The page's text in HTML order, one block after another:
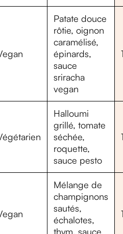
Patate douce
rôtie, oignon
caramélisé,
épinards,
sauce
sriracha
vegan
Halloumi
grillé, tomate
séchée,
roquette,
sauce pesto
Mélange de
champignons
sautés,
échalotes,
thym, sauce